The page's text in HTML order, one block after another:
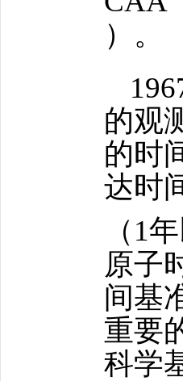
）。
的观
的时
达时
（1
原子
间基
重要
科学